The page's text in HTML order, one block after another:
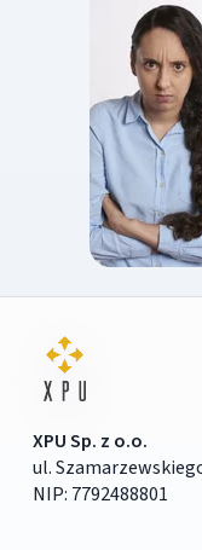
XPU Sp. z o.o.
ul.
NIP: 7792488801